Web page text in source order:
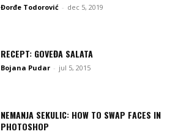
Đorđe Todorović - dec 5, 2019
RECEPT: GOVEĐA SALATA
Bojana Pudar - jul 5, 2015
NEMANJA SEKULIC: HOW TO SWAP FACES IN
PHOTOSHOP